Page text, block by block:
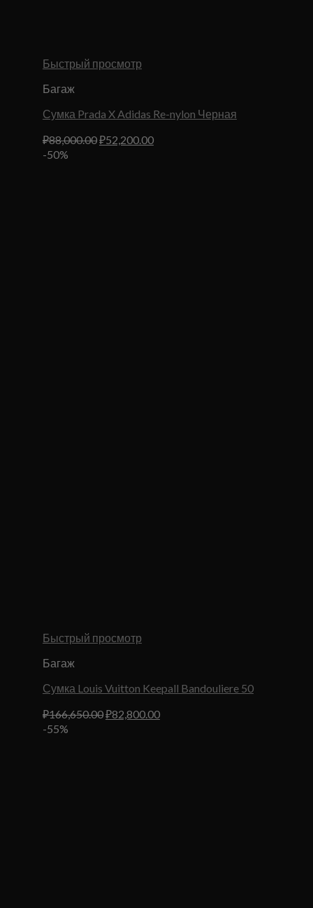
Быстрый просмотр
Багаж
Сумка Prada X Adidas Re-nylon Черная
₽88,000.00Первоначальная
₽52,200.00Текущая
-50%
Быстрый просмотр
Багаж
Сумка Louis Vuitton Keepall Bandouliere 50
₽166,650.00Первоначальная
₽82,800.00Текущая
-55%